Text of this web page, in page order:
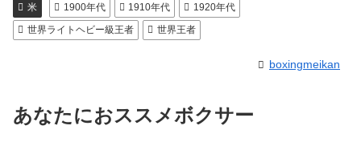
米 1900年代 1910年代
1920年代
世界ライトヘビー級王者
世界王者
boxingmeikan
あなたにおススメボクサー